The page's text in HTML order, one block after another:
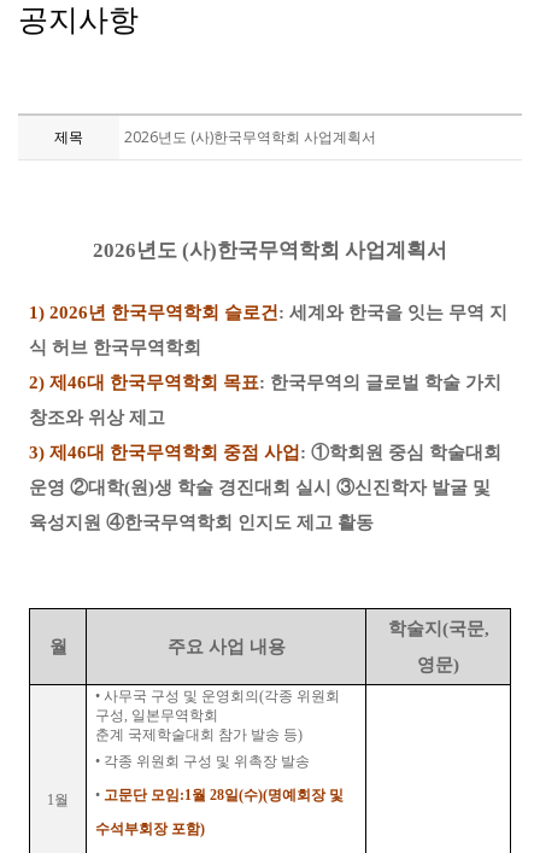
공지사항
제목 2026년도 (사)한국무역학회 사업계획서
2026년도 (사)한국무역학회 사업계획서
1) 2026년 한국무역학회 슬로건 : 세계와 한국을 잇는 무역 지
식 허브 한국무역학회
2) 제 46대 한국무역학회 목표: 한국무역의 글로벌 학술 가치
창조와 위상 제고
3) 제 46대 한국무역학회 중점 사업 : ①학회원 중심 학술대회
운영 ②대학(원)생 학술 경진대회 실시 ③신진학자 발굴 및
육성지원 ④한국무역학회 인지도 제고 활동
월 주요 사업 내용
학술지 (국문,
영문)
1월
• 사무국 구성 및 운영회의 (각종 위원회
구성, 일본무역학회
춘계 국제학술대회 참가 발송 등)
• 각종 위원회 구성 및 위촉장 발송
• 고문단 모임 :1월 28일(수)(명예회장 및
수석부회장 포함)